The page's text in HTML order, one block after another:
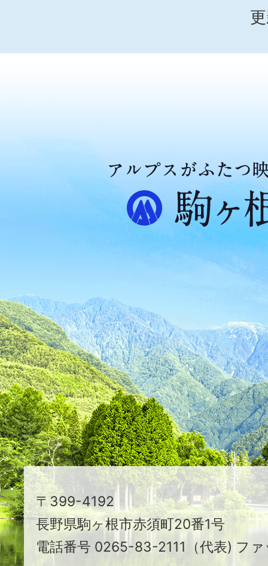
ア
ル
プ
ス
が
た
つ
映
え
る
ま
ち
駒
ヶ
根
市
〒399-4192
長野県駒ヶ根市赤須町20番1号
電話番号 0265-83-2111（代表) フ